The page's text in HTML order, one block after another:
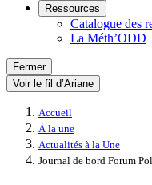
Ressources
Catalogue des
La Méth’ODD
Fermer
Voir le fil d’Ariane
Accueil
À la une
Actualités à la Une
Journal de bord Forum